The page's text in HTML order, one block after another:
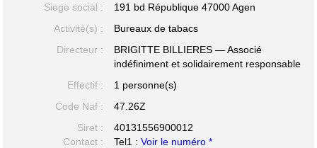
Siege social : 191 bd République47000 Agen
Activité(s) :
Bureaux de tabacs
Directeur :
BRIGITTE BILLIERES — Associé
indéfiniment et solidairement responsable
Effectif :
1 personne(s)
Code Naf :
47.26Z
Siret :
40131556900012
Contact :
Tel1 :Voir le numéro *